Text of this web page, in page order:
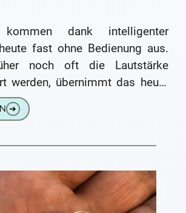
kommen dank intelligenter
fast ohne Bedienung aus.
noch oft die Lautstärke
werden, übernimmt das heute
Auch der Wechsel der
kann
➔